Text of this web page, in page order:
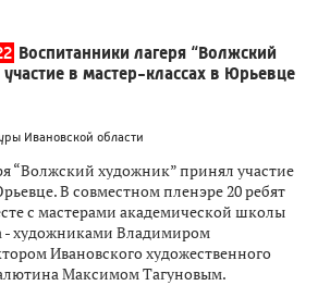
Воспитанники лагеря “Волжский
в мастер-классах в Юрьевце
Ивановской области
“Волжский художник” принял участие
В совместном пленэре 20 ребят
с мастерами академической школы
- художниками Владимиром
Ивановского художественного
Максимом Тагуновым.